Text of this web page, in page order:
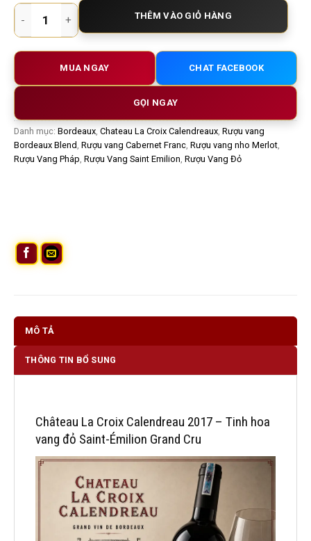
Chateau La Croix Calendreau 2017 Saint Emilion – Vang
THÊM VÀO GIỎ HÀNG
MUA NGAY CHAT FACEBOOK
GỌI NGAY
Danh mục: Bordeaux Chateau La Croix Calendreaux Rượu vang
Bordeaux Blend Rượu vang Cabernet Franc Rượu vang nho Merlot
Rượu Vang Pháp Rượu Vang Saint Emilion Rượu Vang Đỏ
MÔ TẢ
THÔNG TIN BỔ SUNG
Château La Croix Calendreau 2017 – Tinh hoa
vang đỏ Saint-Émilion Grand Cru